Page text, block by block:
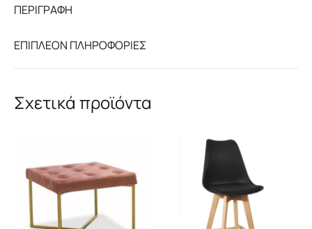
ΠΕΡΙΓΡΑΦΉ
ΕΠΙΠΛΈΟΝ ΠΛΗΡΟΦΟΡΊΕΣ
Σχετικά προϊόντα